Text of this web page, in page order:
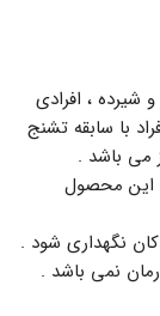
شیرده ، افرادی
با سابقه تشنج
می باشد .
این محصول
نگهداری شود .
نمی باشد .